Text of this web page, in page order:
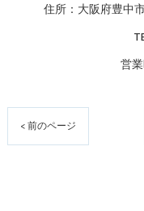
住所：大阪府豊中
営
< 前のページ